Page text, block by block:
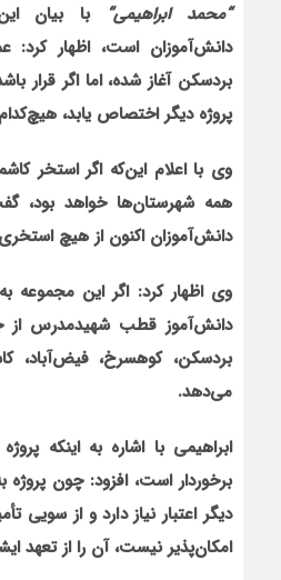
“محمد ابراهیمی“
با بیان
دانش‌آموزان است، اظهار کرد:
بردسکن آغاز شده، اما اگر قرار
پروژه دیگر اختصاص یابد،
وی با اعلام این‌که اگر استخر
همه شهرستان‌ها خواهد بود،
دانش‌آموزان اکنون از هیچ استخری
دانش‌آموز قطب شهیدمدرس از
بردسکن، کوهسرخ، فیض‌آباد،
می‌دهد.
دیگر اعتبار نیاز دارد و از سویی
امکان‌پذیر نیست، آن را از تعهد